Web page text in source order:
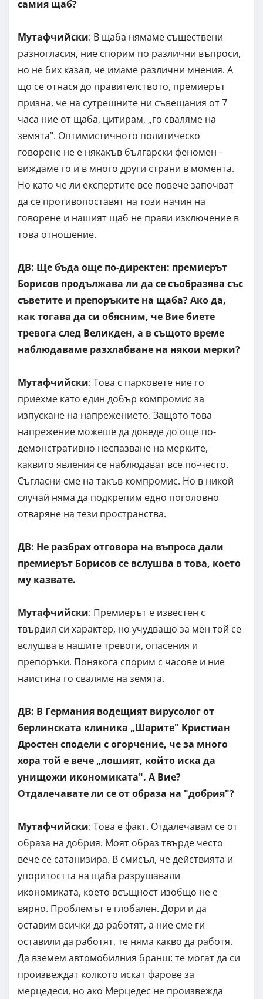
самия щаб?
Мутафчийски: В щаба нямаме съществени
разногласия, ние спорим по различни въпроси,
но не бих казал, че имаме различни мнения. А
що се отнася до правителството, премиерът
призна, че на сутрешните ни съвещания от 7
часа ние от щаба, цитирам, „го сваляме на
земята". Оптимистичното политическо
говорене не е някакъв български феномен -
виждаме го и в много други страни в момента.
Но като че ли експертите все повече започват
да се противопоставят на този начин на
говорене и нашият щаб не прави изключение в
това отношение.
ДВ: Ще бъда още по-директен: премиерът
Борисов продължава ли да се съобразява със
съветите и препоръките на щаба? Ако да,
как тогава да си обясним, че Вие биете
тревога след Великден, а в същото време
наблюдаваме разхлабване на някои мерки?
Мутафчийски: Това с парковете ние го
приехме като един добър компромис за
изпускане на напрежението. Защото това
напрежение можеше да доведе до още по-
демонстративно неспазване на мерките,
каквито явления се наблюдават все по-често.
Съгласни сме на такъв компромис. Но в никой
случай няма да подкрепим едно поголовно
отваряне на тези пространства.
ДВ: Не разбрах отговора на въпроса дали
премиерът Борисов се вслушва в това, което
му казвате.
Мутафчийски: Премиерът е известен с
твърдия си характер, но учудващо за мен той се
вслушва в нашите тревоги, опасения и
препоръки. Понякога спорим с часове и ние
наистина го сваляме на земята.
ДВ: В Германия водещият вирусолог от
берлинската клиника „Шарите" Кристиан
Дростен сподели с огорчение, че за много
хора той е вече „лошият, който иска да
унищожи икономиката". А Вие?
Отдалечавате ли се от образа на "добрия"?
Мутафчийски: Това е факт. Отдалечавам се от
образа на добрия. Моят образ твърде често
вече се сатанизира. В смисъл, че действията и
упоритостта на щаба разрушавали
икономиката, което всъщност изобщо не е
вярно. Проблемът е глобален. Дори и да
оставим всички да работят, а ние сме ги
оставили да работят, те няма какво да работя.
Да вземем автомобилния бранш: те могат да си
произвеждат колкото искат фарове за
мерцедеси, но ако Мерцедес не произвежда